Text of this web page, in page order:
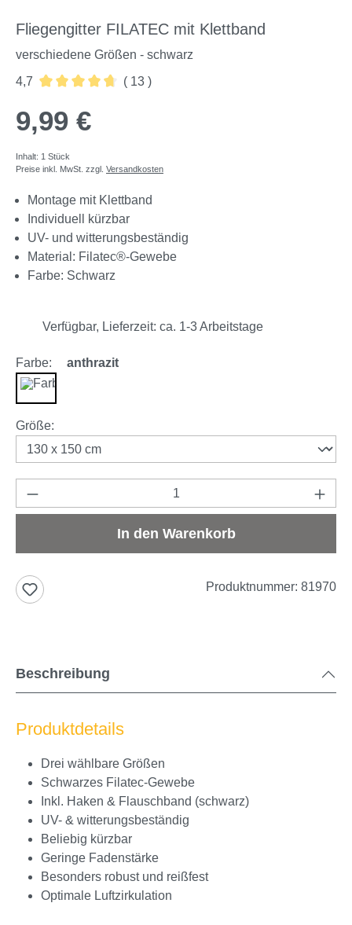
Fliegengitter FILATEC mit Klettband
verschiedene Größen - schwarz
4,7
( 13 )
9,99 €
Inhalt: 1 Stück
Preise inkl. MwSt. zzgl. Versandkosten
Montage mit Klettband
Individuell kürzbar
UV- und witterungsbeständig
Material: Filatec®-Gewebe
Farbe: Schwarz
Verfügbar, Lieferzeit: ca. 1-3 Arbeitstage
Farbe: anthrazit
Größeauswählen
:
Produkt Anzahl: Gib den gewünschten
In den Warenkorb
Produktnummer: 81970
Beschreibung
Produktdetails
Drei wählbare Größen
Schwarzes Filatec-Gewebe
Inkl. Haken & Flauschband (schwarz)
UV- & witterungsbeständig
Beliebig kürzbar
Geringe Fadenstärke
Besonders robust und reißfest
Optimale Luftzirkulation